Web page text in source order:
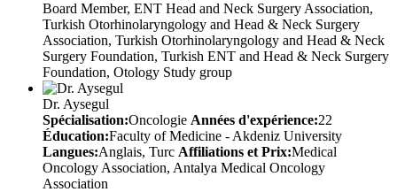
Board Member, ENT Head and Neck Surgery Association,
Turkish Otorhinolaryngology and Head & Neck Surgery
Association, Turkish Otorhinolaryngology and Head & Neck
Surgery Foundation, Turkish ENT and Head & Neck Surgery
Foundation, Otology Study group
Dr. Aysegul
Spécialisation:Oncologie Années d'expérience:22
Éducation:Faculty of Medicine - Akdeniz University
Langues:Anglais, Turc Affiliations et Prix:Medical
Oncology Association, Antalya Medical Oncology
Association